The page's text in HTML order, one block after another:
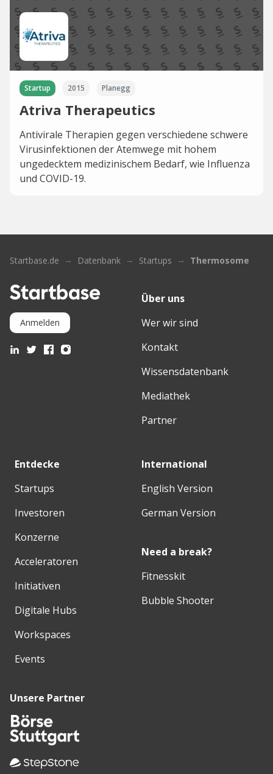
Startup 2015 Planegg
Atriva Therapeutics
Antivirale Therapien gegen verschiedene schwere
Virusinfektionen der Atemwege mit hohem
ungedecktem medizinischem Bedarf, wie Influenza
und COVID-19.
Startbase.de Datenbank Startups Thermosome
Anmelden
Über uns
Wer wir sind
Kontakt
Wissensdatenbank
Mediathek
Partner
Entdecke
Startups
Investoren
Konzerne
Acceleratoren
Initiativen
Digitale Hubs
Workspaces
Events
International
English Version
German Version
Need a break?
Fitnesskit
Bubble Shooter
Unsere Partner